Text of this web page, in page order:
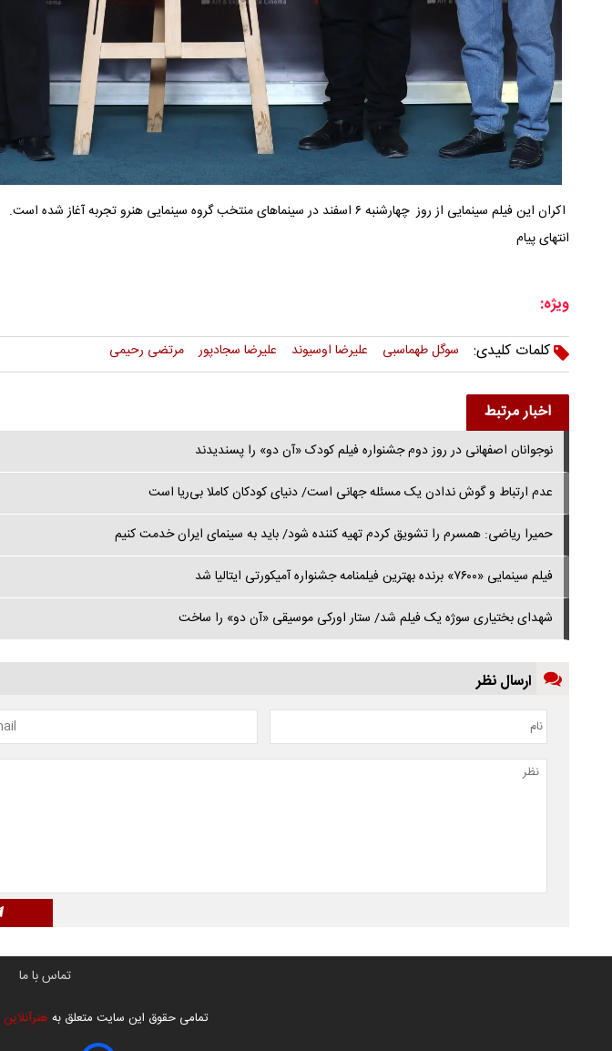
اکران این فیلم سینمایی از روز چهارشنبه ۶ اسفند در سینماهای منتخب گروه سینمایی هنرو تجربه آغاز شده است.
انتهای پیام
ویژه:
کلمات کلیدی:
سوگل طهماسبی علیرضا اوسیوند علیرضا سجادپور مرتضی رحیمی
اخبار مرتبط
نوجوانان اصفهانی در روز دوم جشنواره فیلم کودک «آن دو» را پسندیدند
عدم ارتباط و گوش ندادن یک مسئله جهانی است/ دنیای کودکان کاملا بی‌ریا است
حمیرا ریاضی: همسرم را تشویق کردم تهیه کننده شود/ باید به سینمای ایران خدمت کنیم
فیلم سینمایی «۷۶۰۰» برنده بهترین فیلمنامه جشنواره آمیکورتی ایتالیا شد
شهدای بختیاری سوژه یک فیلم شد/ ستار اورکی موسیقی «آن دو» را ساخت
ارسال نظر
تماس با ما
تمامی حقوق این سایت متعلق به هنرآنلاین